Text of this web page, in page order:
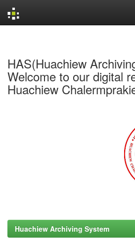
HAS(Huachiew
Welcome to our digital
Huachiew
Huachiew Archiving System